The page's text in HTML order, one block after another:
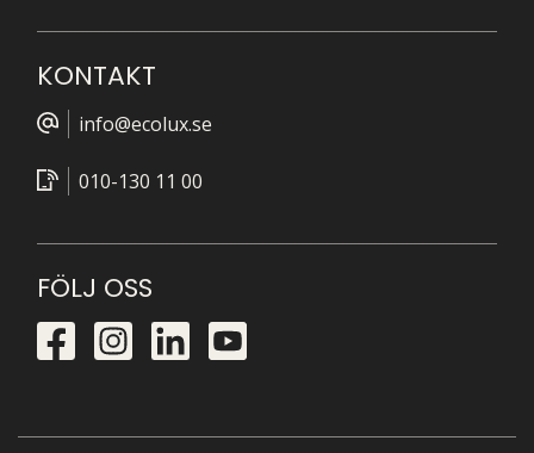
KONTAKT
info@ecolux.se
010-130 11 00
FÖLJ OSS